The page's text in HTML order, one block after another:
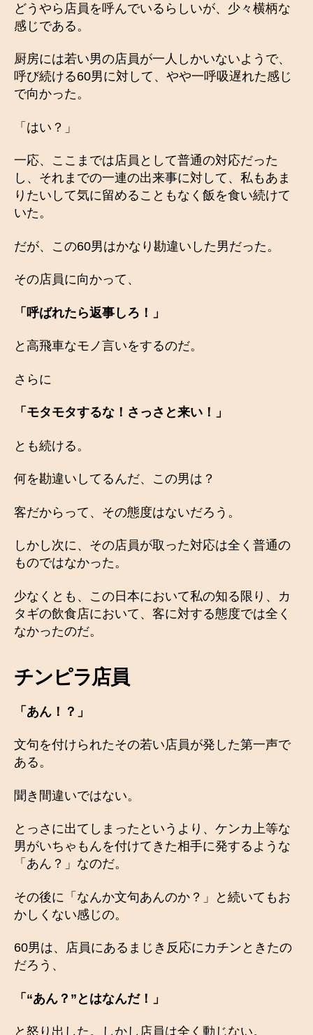
どうやら店員を呼んでいるらしいが、少々横柄な
感じである。
厨房には若い男の店員が一人しかいないようで、
呼び続ける60男に対して、やや一呼吸遅れた感じ
で向かった。
「はい？」
一応、ここまでは店員として普通の対応だった
し、それまでの一連の出来事に対して、私もあま
りたいして気に留めることもなく飯を食い続けて
いた。
だが、この60男はかなり勘違いした男だった。
その店員に向かって、
「呼ばれたら返事しろ！」
と高飛車なモノ言いをするのだ。
さらに
「モタモタするな！さっさと来い！」
とも続ける。
何を勘違いしてるんだ、この男は？
客だからって、その態度はないだろう。
しかし次に、その店員が取った対応は全く普通の
ものではなかった。
少なくとも、この日本において私の知る限り、カ
タギの飲食店において、客に対する態度では全く
なかったのだ。
チンピラ店員
「あん！？」
文句を付けられたその若い店員が発した第一声で
ある。
聞き間違いではない。
とっさに出てしまったというより、ケンカ上等な
男がいちゃもんを付けてきた相手に発するような
「あん？」なのだ。
その後に「なんか文句あんのか？」と続いてもお
かしくない感じの。
60男は、店員にあるまじき反応にカチンときたの
だろう、
「“あん？”とはなんだ！」
と怒り出した。しかし店員は全く動じない。